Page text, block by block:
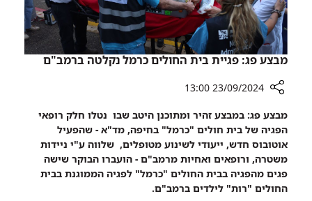
מבצע פג: פגיית בית החולים כרמל נקלטה ברמב"ם
שיתוף
מבצע
פג:
פגיית
בית
החולים
23/09/2024 13:00
מבצע פג: במבצע זהיר ומתוכנן היטב שבו נטלו חלק רופאי
הפגיה של בית חולים "כרמל" בחיפה, מד"א - שהפעיל
אוטובוס חדש, ייעודי לשינוע מטופלים, שלווה ע"י ניידות
משטרה, ורופאים ואחיות מרמב"ם - הועברו הבוקר שישה
פגים מהפגיה בבית החולים "כרמל" לפגיה הממוגנת בבית
החולים "רות" לילדים ברמב"ם.